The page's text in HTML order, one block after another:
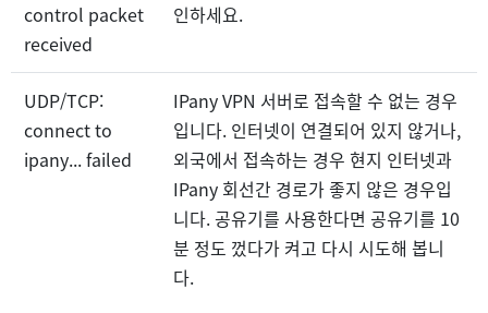
control packet
received
인하세요.
UDP/TCP:
connect to
ipany... failed
IPany VPN 서버로 접속할 수 없는 경우
입니다. 인터넷이 연결되어 있지 않거나,
외국에서 접속하는 경우 현지 인터넷과
IPany 회선간 경로가 좋지 않은 경우입
니다. 공유기를 사용한다면 공유기를 10
분 정도 껐다가 켜고 다시 시도해 봅니
다.